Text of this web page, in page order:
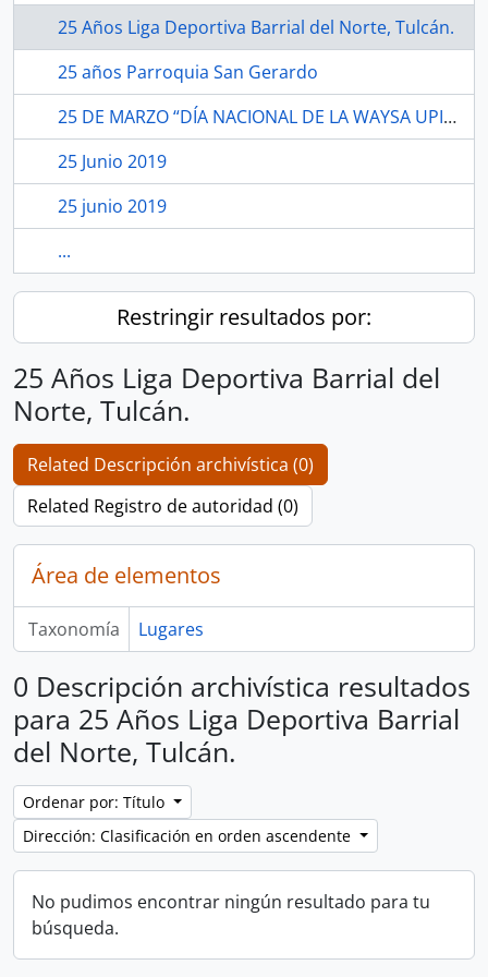
25 Años Liga Deportiva Barrial del Norte, Tulcán.
25 años Parroquia San Gerardo
25 DE MARZO “DÍA NACIONAL DE LA WAYSA UPINA”.
25 Junio 2019
25 junio 2019
...
Restringir resultados por:
25 Años Liga Deportiva Barrial del
Norte, Tulcán.
Related Descripción archivística (0)
Related Registro de autoridad (0)
Área de elementos
Taxonomía Lugares
0 Descripción archivística resultados
para 25 Años Liga Deportiva Barrial
del Norte, Tulcán.
Ordenar por: Título
Dirección: Clasificación en orden ascendente
No pudimos encontrar ningún resultado para tu
búsqueda.